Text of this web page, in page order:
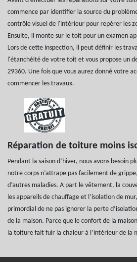
commence par identifier la source du
contrôle visuel de l'intérieur pour repérer les
Ensuite, il monte sur le toit pour un examen
Lors de cette inspection, il peut définir les
l'étanchéité de votre toit et vous propose un
29360. Une fois que vous aurez donné votre
commencer les travaux.
Réparation de toiture moins
Pendant la saison d’hiver, nous avons besoin
notre corps n’attrape pas facilement de
d’autres maladies. A part le vêtement, la
les appareils de chauffage et l’isolation de
primordial de ne pas ignorer la perte
de la maison. Parce que le confort de la
la toiture fait fuir la chaleur à l’intérieur de la